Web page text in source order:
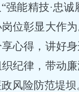
强能精技·忠
位彰显大作
心得，讲好
纪律，带动
风险防范堤坝